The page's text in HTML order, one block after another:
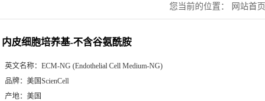
您当前的位置： 网站首页
内皮细胞培养基-不含谷氨酰胺
英文名称： ECM-NG (Endothelial Cell Medium-NG)
品牌： 美国ScienCell
产地： 美国